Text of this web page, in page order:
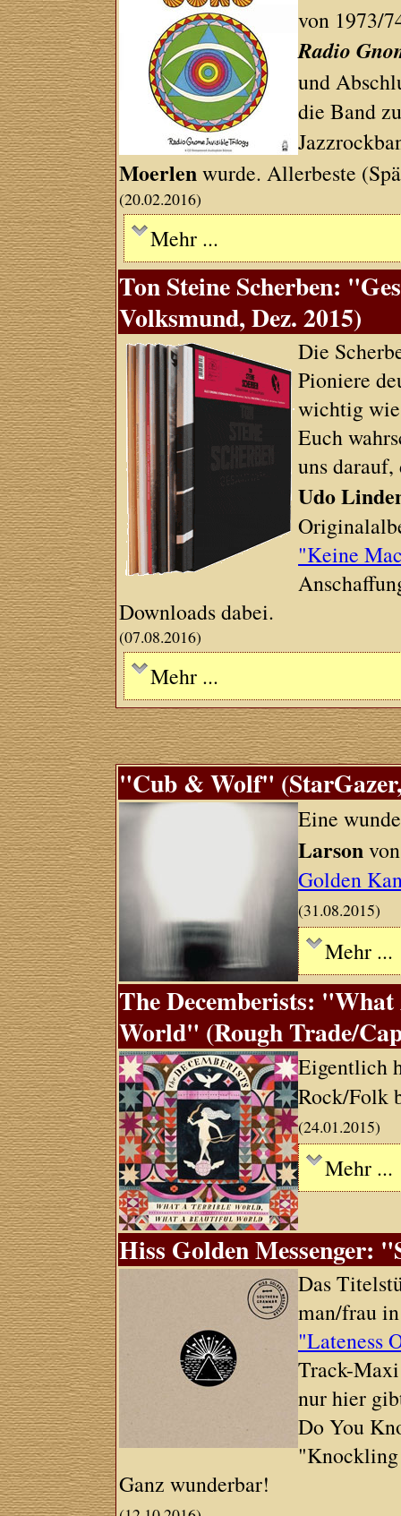
von 1973/
Radio
und
die Band
Moerlenwurde. Allerbeste
(20.02.2016)
Mehr ...
Ton Steine Scherben:
Volksmund, Dez. 2015)
Die
Pioniere
wichtig
Euch
uns
Udo
"Keine
Downloads dabei.
(07.08.2016)
Mehr ...
"Cub & Wolf"
Eine
Larson
Golden
(31.08.2015)
Mehr ...
The Decemberists:
World" (Rough Trade/
Eigentlich
Rock/Folk
(24.01.2015)
Mehr ...
Hiss Golden Messenger:
Das
man/frau
"Lateness
Track-Maxi
nur hier
Do You
Ganz wunderbar!